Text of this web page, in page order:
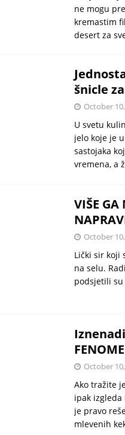
stomak 2 sata prije jela…
HEALTH
ne mogu
kremastim
desert za
šnicle
October
U svetu
jelo koje je
sastojaka
vremena, a
VIŠE GA
October
Lički sir koji
na selu.
podsjetili su
October
Ako tražite
ipak
je pravo
mlevenih